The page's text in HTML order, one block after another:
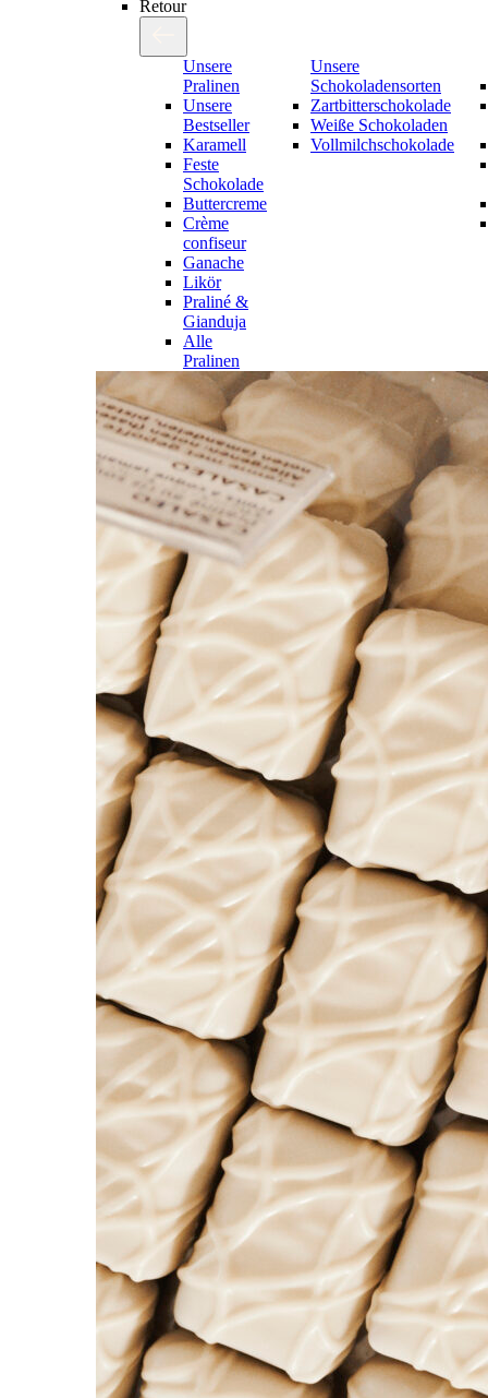
Retour
Unsere
Pralinen
Unsere
Bestseller
Karamell
Feste
Schokolade
Buttercreme
Crème
confiseur
Ganache
Likör
Praliné &
Gianduja
Alle
Pralinen
Unsere
Schokoladensorten
Zartbitterschokolade
Weiße Schokoladen
Vollmilchschokolade